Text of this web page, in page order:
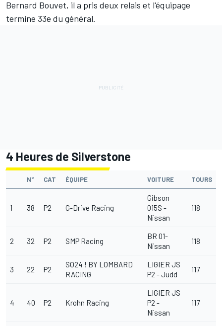
Bernard Bouvet, il a pris deux relais et l'équipage
termine 33e du général.
4 Heures de Silverstone
N° CAT ÉQUIPE VOITURE TOURS
1 38 P2 G-Drive Racing
Gibson
015S -
Nissan
118
2 32 P2 SMP Racing
BR 01-
Nissan
118
3 22 P2
SO24 ! BY LOMBARD
RACING
LIGIER JS
P2 - Judd
117
4 40 P2 Krohn Racing
LIGIER JS
P2 -
Nissan
117